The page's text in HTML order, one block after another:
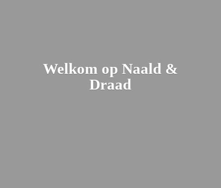
Welkom op Naald &
Draad